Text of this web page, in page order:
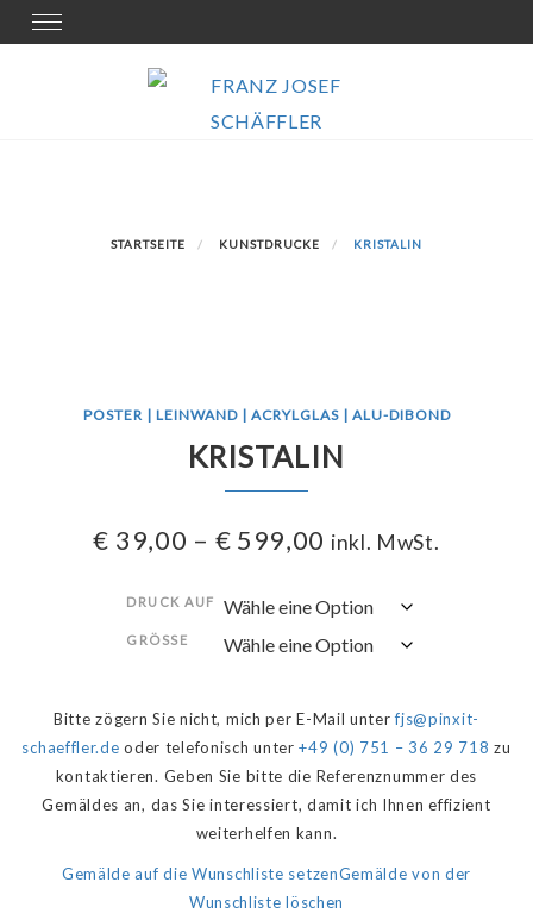
Skip
to
Toggle
navigation
STARTSEITE KUNSTDRUCKE KRISTALIN
POSTER | LEINWAND | ACRYLGLAS | ALU-DIBOND
KRISTALIN
€ 39,00 – € 599,00 inkl. MwSt.
DRUCK AUF
GRÖSSE
Bitte zögern Sie nicht, mich per E-Mail unterfjs@pinxit-
schaeffler.de oder telefonisch unter+49 (0) 751 – 36 29 718 zu
kontaktieren. Geben Sie bitte die Referenznummer des
Gemäldes an, das Sie interessiert, damit ich Ihnen effizient
weiterhelfen kann.
Gemälde auf die Wunschliste setzenGemälde von der
Wunschliste löschen